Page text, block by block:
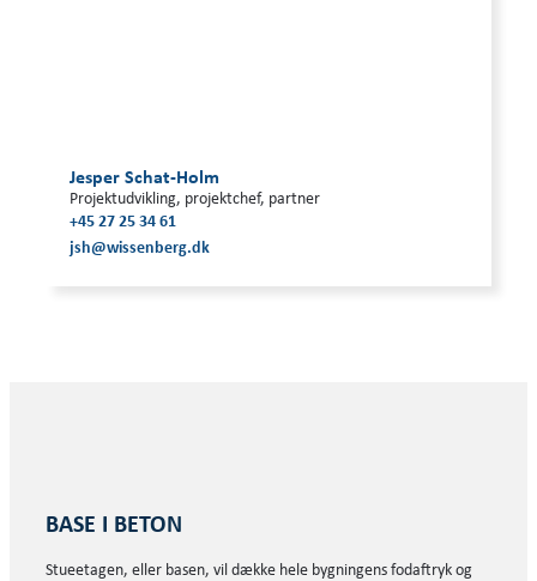
Jesper Schat-Holm
Projektudvikling, projektchef, partner
+45 27 25 34 61
jsh@wissenberg.dk
BASE I BETON
Stueetagen, eller basen, vil dække hele bygningens fodaftryk og